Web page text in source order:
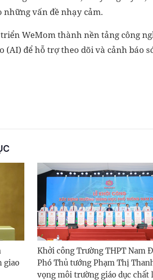
những vấn đề nhạy cảm.
WeMom thành nền tảng công
để hỗ trợ theo dõi và cảnh báo
giao
Khởi công Trường THPT Nam
Phó Thủ tướng Phạm Thị
vọng môi trường giáo dục chất